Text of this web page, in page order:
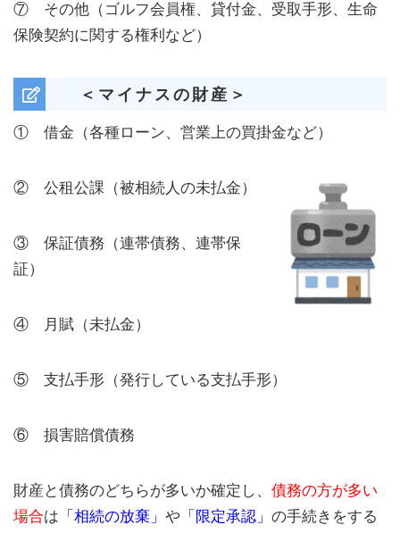
⑦ その他（ゴルフ会員権、貸付金、受取手形、生命
保険契約に関する権利など）
＜マイナスの財産＞
① 借金（各種ローン、営業上の買掛金など）
② 公租公課（被相続人の未払金）
③ 保証債務（連帯債務、連帯保
証）
④ 月賦（未払金）
⑤ 支払手形（発行している支払手形）
⑥ 損害賠償債務
財産と債務のどちらが多いか確定し、 債務の方が多い
場合は 「相続の放棄」 や 「限定承認」 の手続きをする